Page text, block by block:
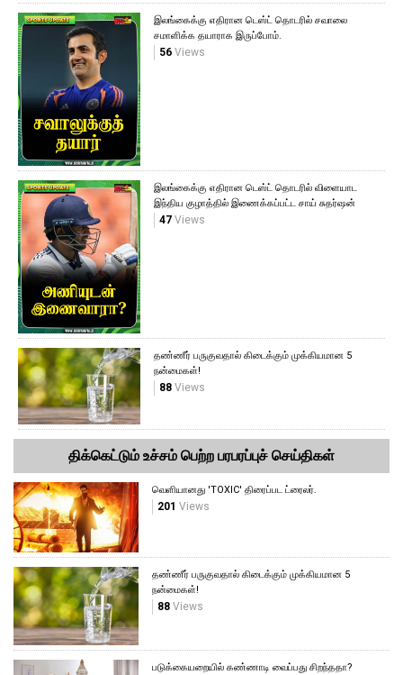
இலங்கைக்கு எதிரான டெஸ்ட் தொடரில் சவாலை
சமாளிக்க தயாராக இருப்போம்.
56Views
இலங்கைக்கு எதிரான டெஸ்ட் தொடரில் விளையாட
இந்திய குழாத்தில் இணைக்கப்பட்ட சாய் சுதர்ஷன்
47Views
தண்ணீர் பருகுவதால் கிடைக்கும் முக்கியமான 5
நன்மைகள்!
88Views
திக்கெட்டும் உச்சம் பெற்ற பரபரப்புச் செய்திகள்
வெளியானது 'TOXIC' திரைப்பட ட்ரைலர்.
201 Views
தண்ணீர் பருகுவதால் கிடைக்கும் முக்கியமான 5
நன்மைகள்!
88 Views
படுக்கையறையில் கண்ணாடி வைப்பது சிறந்ததா?